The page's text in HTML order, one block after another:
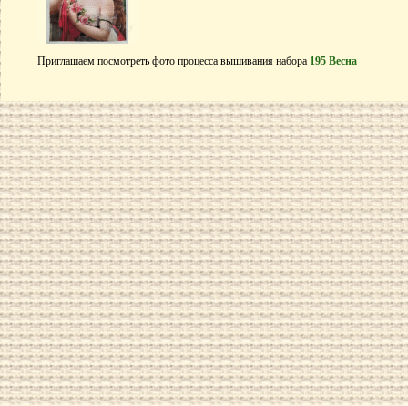
Приглашаем посмотреть фото процесса вышивания набора 195 Весна